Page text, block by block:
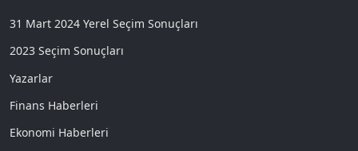
31 Mart 2024 Yerel Seçim Sonuçları
2023 Seçim Sonuçları
Yazarlar
Finans Haberleri
Ekonomi Haberleri